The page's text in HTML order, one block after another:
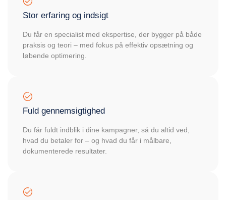
Stor erfaring og indsigt
Du får en specialist med ekspertise, der bygger på både
praksis og teori – med fokus på effektiv opsætning og
løbende optimering.
Fuld gennemsigtighed
Du får fuldt indblik i dine kampagner, så du altid ved,
hvad du betaler for – og hvad du får i målbare,
dokumenterede resultater.